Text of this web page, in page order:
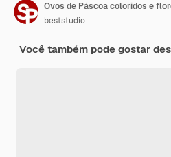
beststudio
Você também pode gostar